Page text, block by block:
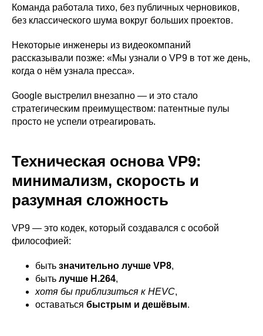
Команда работала тихо, без публичных черновиков,
без классического шума вокруг больших проектов.
Некоторые инженеры из видеокомпаний
рассказывали позже: «Мы узнали о VP9 в тот же день,
когда о нём узнала пресса».
Google выстрелил внезапно — и это стало
стратегическим преимуществом: патентные пулы
просто не успели отреагировать.
Техническая основа VP9:
минимализм, скорость и
разумная сложность
VP9 — это кодек, который создавался с особой
философией:
быть значительно лучше VP8,
быть лучше H.264,
хотя бы приблизиться к HEVC,
оставаться быстрым и дешёвым.